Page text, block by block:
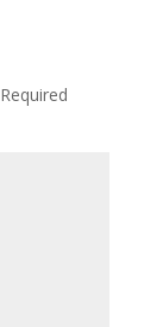
Required